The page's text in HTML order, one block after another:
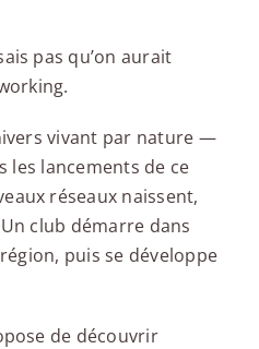
pas qu’on aurait
vivant par nature —
les lancements de ce
réseaux naissent,
club démarre dans
puis se développe
de découvrir